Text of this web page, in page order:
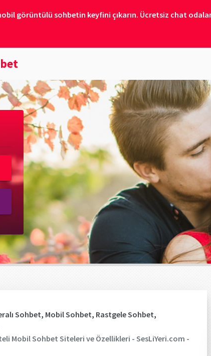
görüntülü sohbetin keyfini çıkarın. Ücretsiz chat
Sohbet, Mobil Sohbet, Rastgele Sohbet,
Mobil Sohbet Siteleri ve Özellikleri - SesLiYeri.com -